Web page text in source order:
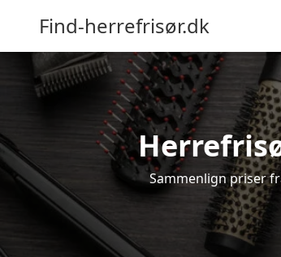
Find-herrefrisør.dk
Sammenlign priser